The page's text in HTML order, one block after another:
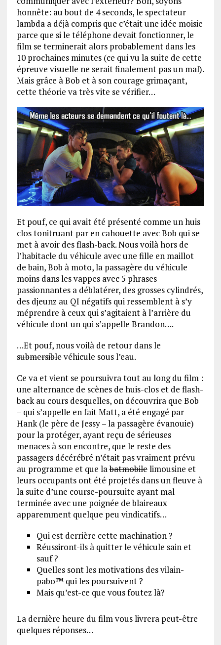
honnête: au bout de 4 seconds, le spectateur
lambda a déjà compris que c’était une idée moisie
parce que si le téléphone devait fonctionner, le
film se terminerait alors probablement dans les
10 prochaines minutes (ce qui vu la suite de cette
épreuve visuelle ne serait finalement pas un mal).
Mais grâce à Bob et à son courage grimaçant,
cette théorie va très vite se vérifier…
Et pouf, ce qui avait été présenté comme un huis
clos tonitruant par en cahouette avec Bob qui se
met à avoir des flash-back. Nous voilà hors de
l’habitacle du véhicule avec une fille en maillot
de bain, Bob à moto, la passagère du véhicule
moins dans les vappes avec 5 phrases
passionnantes a déblatérer, des grosses cylindrés,
des djeunz au QI négatifs qui ressemblent à s’y
méprendre à ceux qui s’agitaient à l’arrière du
véhicule dont un qui s’appelle Brandon….
…Et pouf, nous voilà de retour dans le
submersiblevéhicule sous l’eau.
Ce va et vient se poursuivra tout au long du film :
une alternance de scènes de huis-clos et de flash-
back au cours desquelles, on découvrira que Bob
– qui s’appelle en fait Matt, a été engagé par
Hank (le père de Jessy – la passagère évanouie)
pour la protéger, ayant reçu de sérieuses
menaces à son encontre, que le reste des
passagers décérébré n’était pas vraiment prévu
au programme et que labatmobilelimousine et
leurs occupants ont été projetés dans un fleuve à
la suite d’une course-poursuite ayant mal
terminée avec une poignée de blaireaux
apparemment quelque peu vindicatifs…
Qui est derrière cette machination ?
Réussiront-ils à quitter le véhicule sain et
sauf ?
Quelles sont les motivations des vilain-
pabo™ qui les poursuivent ?
Mais qu’est-ce que vous foutez là?
La dernière heure du film vous livrera peut-être
quelques réponses…